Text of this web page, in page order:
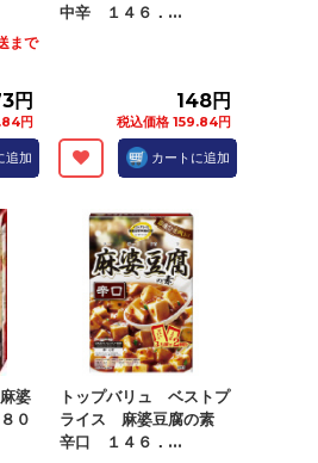
まで
円
円
追加
中辛 １４６．...
148円
税込価格 159.84円
カートに追加
婆
０
トップバリュ ベストプ
ライス 麻婆豆腐の素
辛口 １４６．...